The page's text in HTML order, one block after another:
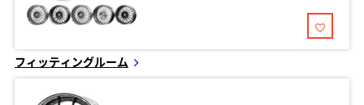
フィッティングルーム